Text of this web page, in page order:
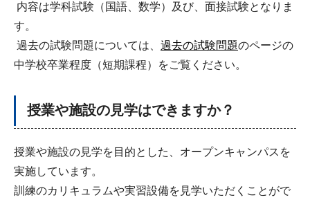
内容は学科試験（国語、数学）及び、面接試験となりま
す。
過去の試験問題については、 過去の試験問題のページの
中学校卒業程度（短期課程）をご覧ください。
授業や施設の見学はできますか？
授業や施設の見学を目的とした、オープンキャンパスを
実施しています。
訓練のカリキュラムや実習設備を見学いただくことがで